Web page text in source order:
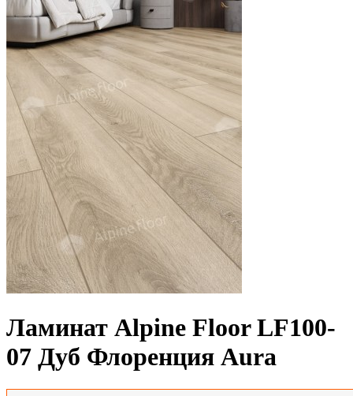
Ламинат Alpine Floor LF100-
07 Дуб Флоренция Aura